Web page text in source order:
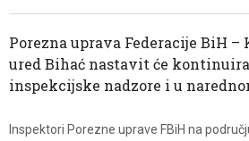
Porezna uprava Federacije BiH
ured Bihać nastavit će
inspekcijske nadzore i u
Inspektori Porezne uprave FBiH na